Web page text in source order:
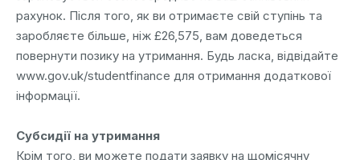
рахунок. Після того, як ви отримаєте свій ступінь та
заробляєте більше, ніж £26,575, вам доведеться
повернути позику на утримання. Будь ласка, відвідайте
www.gov.uk/studentfinance для отримання додаткової
інформації.
Субсидії на утримання
Крім того, ви можете подати заявку на щомісячну